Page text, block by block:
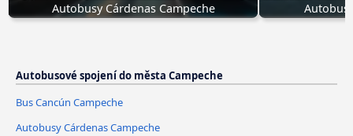
Autobusy Cárdenas Campeche Autobus
Autobusové spojení do města Campeche
Bus Cancún Campeche
Autobusy Cárdenas Campeche